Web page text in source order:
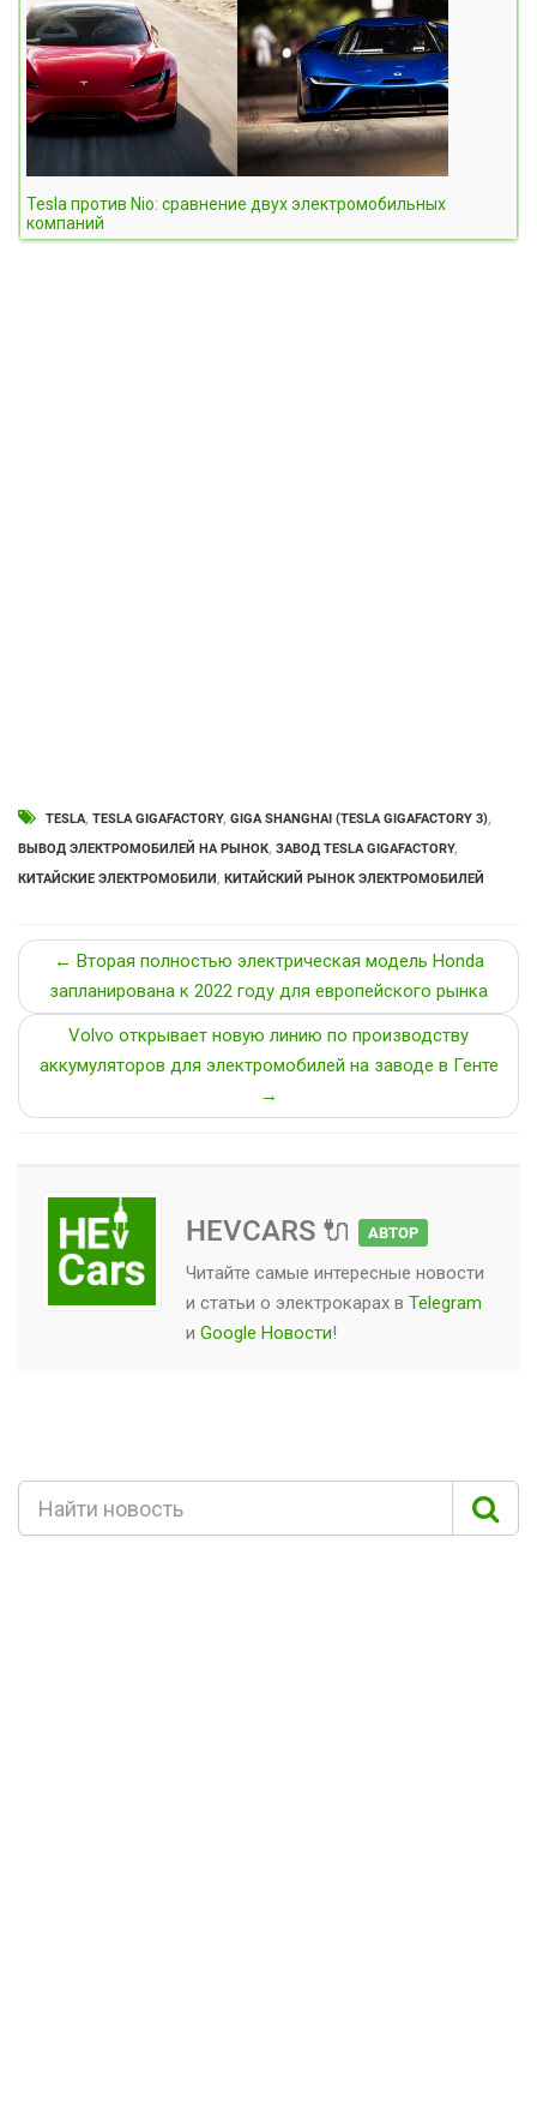
Tesla против Nio: сравнение двух электромобильных
компаний
TESLA, TESLA GIGAFACTORY, GIGA SHANGHAI (TESLA GIGAFACTORY 3),
ВЫВОД ЭЛЕКТРОМОБИЛЕЙ НА РЫНОК, ЗАВОД TESLA GIGAFACTORY,
КИТАЙСКИЕ ЭЛЕКТРОМОБИЛИ, КИТАЙСКИЙ РЫНОК ЭЛЕКТРОМОБИЛЕЙ
← Вторая полностью электрическая модель Honda
запланирована к 2022 году для европейского рынка
Volvo открывает новую линию по производству
аккумуляторов для электромобилей на заводе в Генте
→
HEVCARS 🔌 АВТОР
Читайте самые интересные новости
и статьи о электрокарах в Telegram
и Google Новости!